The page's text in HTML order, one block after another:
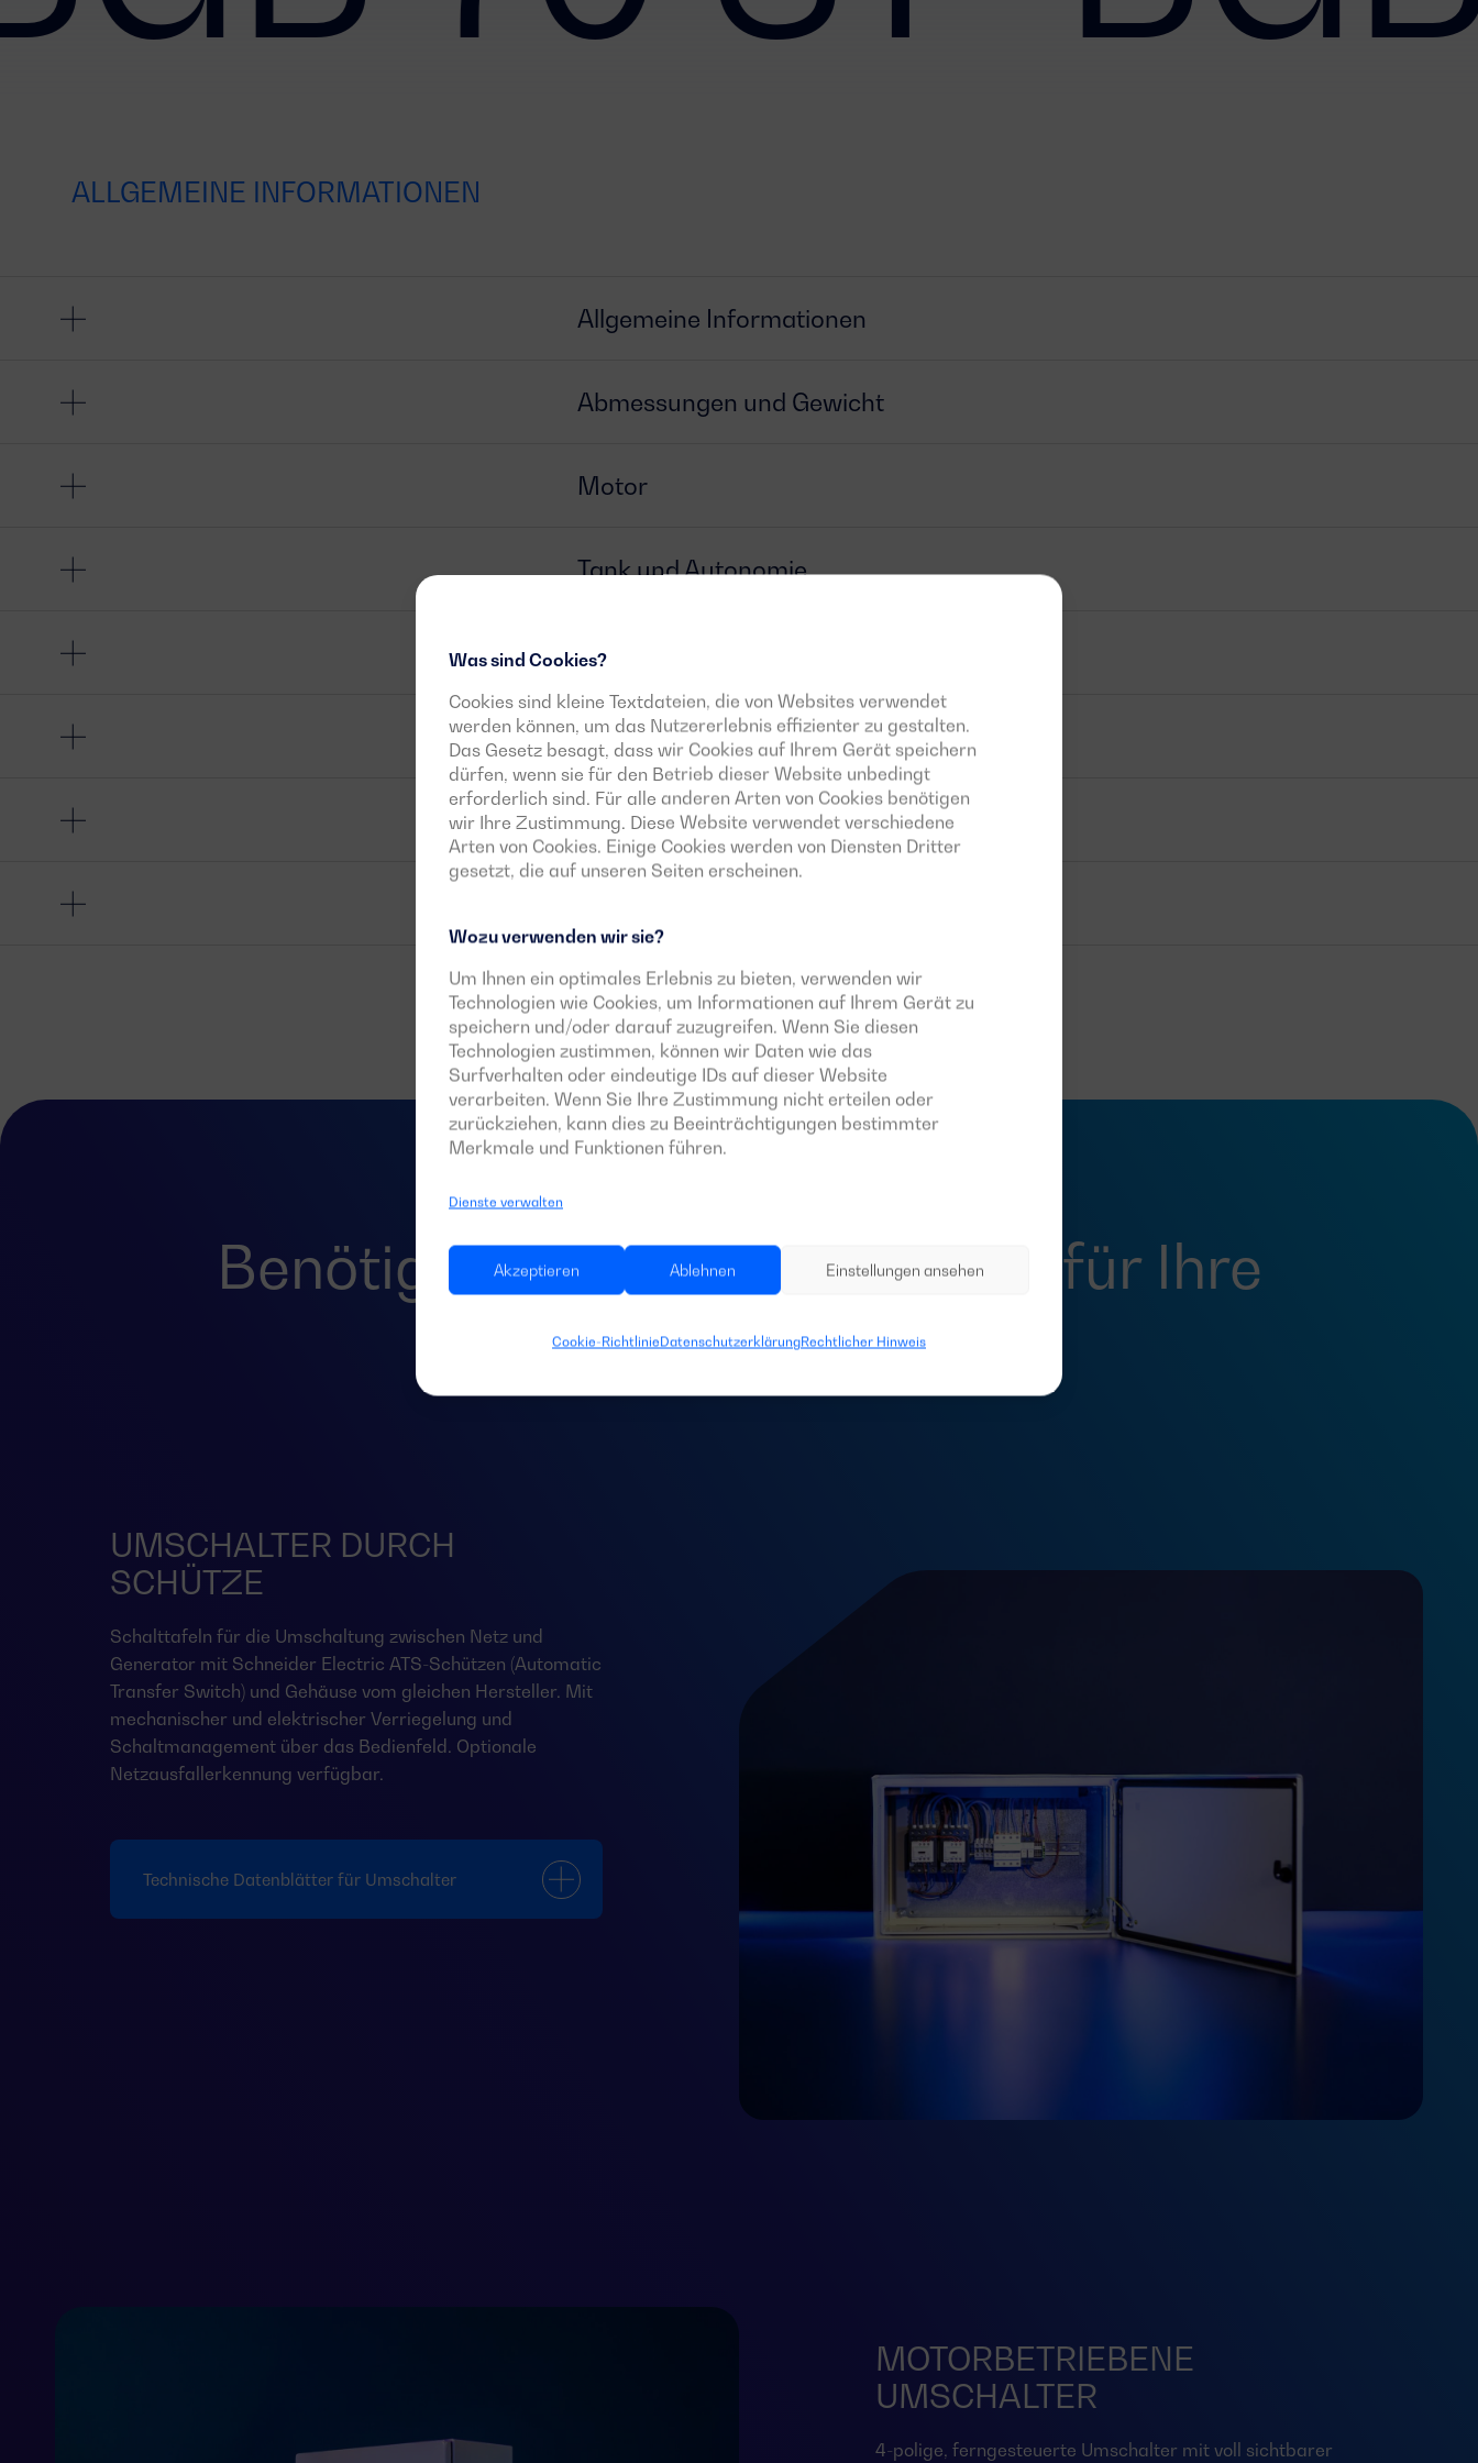
Was sind Cookies?
Cookies sind kleine Textdateien, die von Websites verwendet
werden können, um das Nutzererlebnis effizienter zu gestalten.
Das Gesetz besagt, dass wir Cookies auf Ihrem Gerät speichern
dürfen, wenn sie für den Betrieb dieser Website unbedingt
erforderlich sind. Für alle anderen Arten von Cookies benötigen
wir Ihre Zustimmung. Diese Website verwendet verschiedene
Arten von Cookies. Einige Cookies werden von Diensten Dritter
gesetzt, die auf unseren Seiten erscheinen.
Wozu verwenden wir sie?
Um Ihnen ein optimales Erlebnis zu bieten, verwenden wir
Technologien wie Cookies, um Informationen auf Ihrem Gerät zu
speichern und/oder darauf zuzugreifen. Wenn Sie diesen
Technologien zustimmen, können wir Daten wie das
Surfverhalten oder eindeutige IDs auf dieser Website
verarbeiten. Wenn Sie Ihre Zustimmung nicht erteilen oder
zurückziehen, kann dies zu Beeinträchtigungen bestimmter
Merkmale und Funktionen führen.
Dienste verwalten
Akzeptieren Ablehnen Einstellungen ansehen
Cookie-RichtlinieDatenschutzerklärungRechtlicher Hinweis
ALLGEMEINE INFORMATIONEN
Allgemeine Informationen
Abmessungen und Gewicht
Motor
Tank und Autonomie
Generator
Schalter
Steuergerät
Benötigen Sie eineSchalttafel für Ihre
Anlage?
UMSCHALTER DURCH
SCHÜTZE
Schalttafeln für die Umschaltung zwischen Netz und
Generator mit Schneider Electric ATS-Schützen (Automatic
Transfer Switch) und Gehäuse vom gleichen Hersteller. Mit
mechanischer und elektrischer Verriegelung und
Schaltmanagement über das Bedienfeld. Optionale
Netzausfallerkennung verfügbar.
Technische Datenblätter für Umschalter
MOTORBETRIEBENE
UMSCHALTER
4-polige, ferngesteuerte Umschalter mit voll sichtbarer